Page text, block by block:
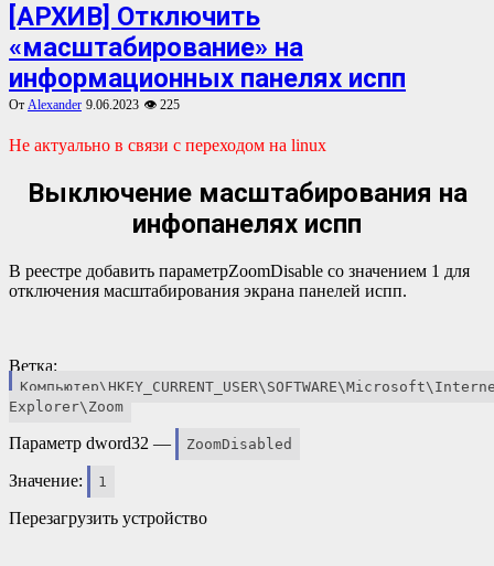
[АРХИВ] Отключить
«масштабирование» на
информационных панелях испп
От Alexander 9.06.2023 👁 225
Не актуально в связи с переходом на linux
Выключение масштабирования на
инфопанелях испп
В реестре добавить параметрZoomDisable со значением 1 для
отключения масштабирования экрана панелей испп.
Ветка:
Explorer\Zoom
Параметр dword32 — ZoomDisаbled
Значение: 1
Перезагрузить устройство